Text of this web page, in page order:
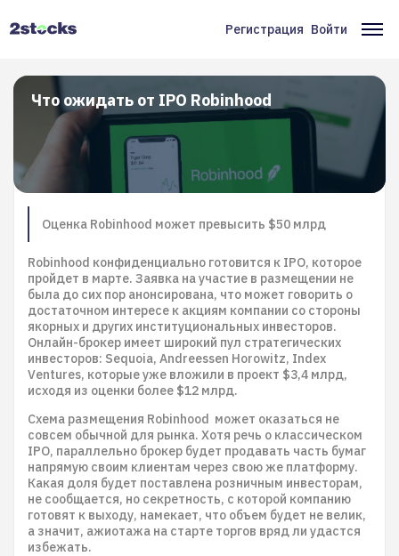
Меню
учётной
записи
пользователя
Регистрация Войти
Что ожидать от IPO Robinhood
Оценка Robinhood может превысить $50 млрд
Robinhood конфиденциально готовится к IPO, которое
пройдет в марте. Заявка на участие в размещении не
была до сих пор анонсирована, что может говорить о
достаточном интересе к акциям компании со стороны
якорных и других институциональных инвесторов.
Онлайн-брокер имеет широкий пул стратегических
инвесторов: Sequoia, Andreessen Horowitz, Index
Ventures, которые уже вложили в проект $3,4 млрд,
исходя из оценки более $12 млрд.
Схема размещения Robinhood может оказаться не
совсем обычной для рынка. Хотя речь о классическом
IPO, параллельно брокер будет продавать часть бумаг
напрямую своим клиентам через свою же платформу.
Какая доля будет поставлена розничным инвесторам,
не сообщается, но секретность, с которой компанию
готовят к выходу, намекает, что объем будет не велик,
а значит, ажиотажа на старте торгов вряд ли удастся
избежать.